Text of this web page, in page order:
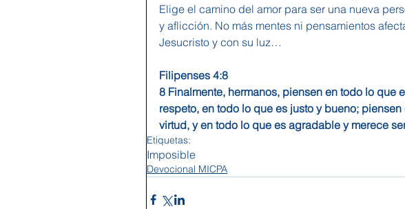
Elige el camino del amor para ser una nueva
y aflicción. No más mentes ni pensamientos
Jesucristo y con su luz…
Filipenses 4:8
8 Finalmente, hermanos, piensen en todo lo que
respeto, en todo lo que es justo y bueno;
virtud, y en todo lo que es agradable y merece
Etiquetas:
Imposible
Devocional MICPA